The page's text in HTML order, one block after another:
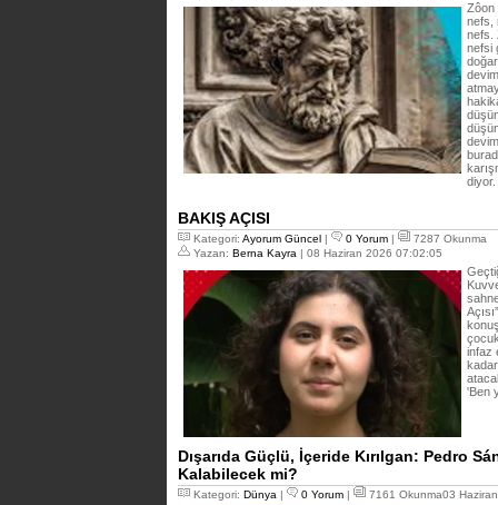
Zôon
nefs,
nefs.
nefsi
diyor.
BAKIŞ AÇISI
Kategori: Ayorum Güncel | 0 Yorum |
7287 Okunma
Yazan: Berna Kayra | 08 Haziran 2026 07:02:05
infaz
'Ben
Dışarıda Güçlü, İçeride Kırılgan: Pedro
Kalabilecek mi?
Kategori: Dünya | 0 Yorum | 7161 Okunma03